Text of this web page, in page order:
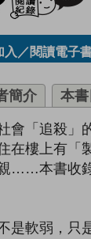
入／閱讀電子
簡介 本
會「追殺」
在樓上有「
……本書收
是軟弱，只